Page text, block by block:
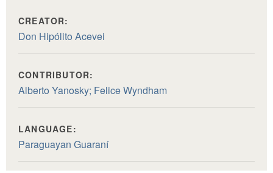
CREATOR:
Don Hipólito Acevei
CONTRIBUTOR:
Alberto Yanosky; Felice Wyndham
LANGUAGE:
Paraguayan Guaraní